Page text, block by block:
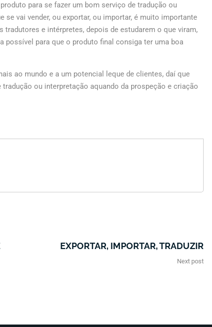
para se fazer um bom serviço de tradução ou
se vai vender, ou exportar, ou importar, é muito importante
e intérpretes, depois de estudarem o que viram,
possível para que o produto final consiga ter uma boa
ao mundo e a um potencial leque de clientes, daí que
ou interpretação aquando da prospeção e criação
EXPORTAR, IMPORTAR, TRADUZIR
Next post